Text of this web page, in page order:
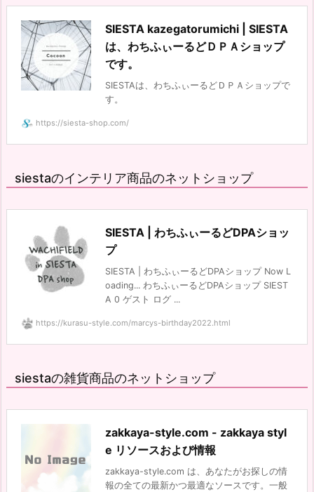
SIESTA kazegatorumichi | SIESTA
は、わちふぃーるどＤＰＡショップ
です。
SIESTAは、わちふぃーるどＤＰＡショップで
す。
https://siesta-shop.com/
siestaのインテリア商品のネットショップ
SIESTA | わちふぃーるどDPAショッ
プ
SIESTA | わちふぃーるどDPAショップ Now L
oading... わちふぃーるどDPAショップ SIEST
A 0 ゲスト ログ ...
https://kurasu-style.com/marcys-birthday2022.html
siestaの雑貨商品のネットショップ
zakkaya-style.com - zakkaya styl
e リソースおよび情報
zakkaya-style.com は、あなたがお探しの情
報の全ての最新かつ最適なソースです。一般